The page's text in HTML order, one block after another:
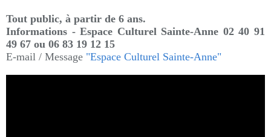
Tout public, à partir de 6 ans.
Informations - Espace Culturel Sainte-Anne 02 40 91
49 67 ou 06 83 19 12 15
E-mail / Message "Espace Culturel Sainte-Anne"